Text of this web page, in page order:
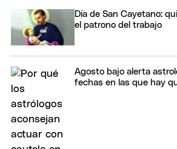
Día de San Cayetano:
el patrono del trabajo
Agosto bajo alerta
fechas en las que hay